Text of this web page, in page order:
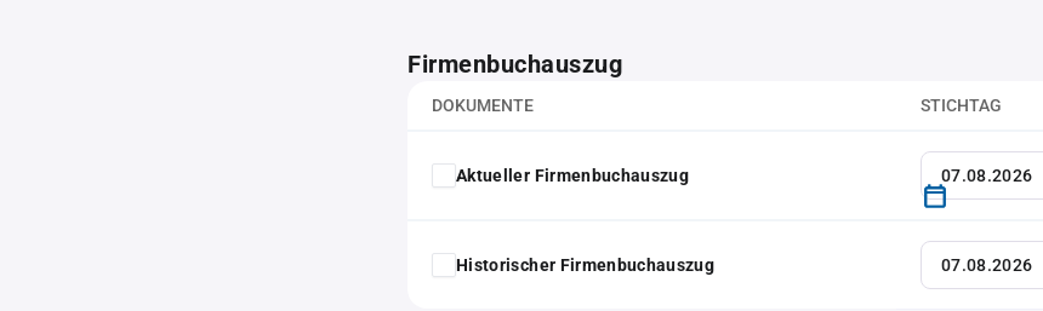
Firmenbuchauszug
DOKUMENTE STICHTAG
Aktueller Firmenbuchauszug
Historischer Firmenbuchauszug